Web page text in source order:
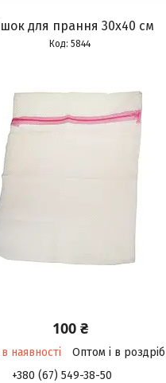
для прання 30х40 см
5844
100 ₴
наявності
Оптом і в роздріб
+380 (67) 549-38-50